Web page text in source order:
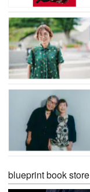
blueprint book store